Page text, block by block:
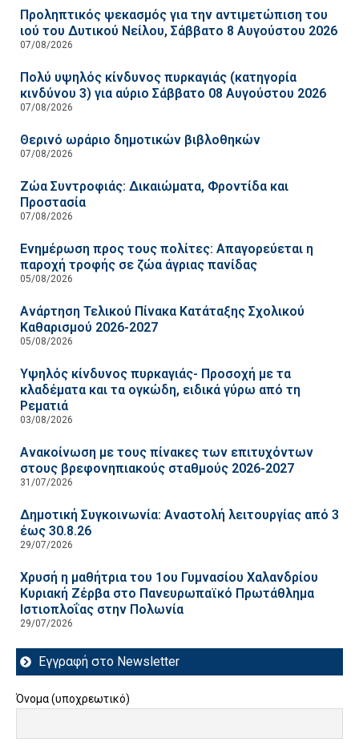
Προληπτικός ψεκασμός για την αντιμετώπιση του
ιού του Δυτικού Νείλου, Σάββατο 8 Αυγούστου 2026
07/08/2026
Πολύ υψηλός κίνδυνος πυρκαγιάς (κατηγορία
κινδύνου 3) για αύριο Σάββατο 08 Αυγούστου 2026
07/08/2026
Θερινό ωράριο δημοτικών βιβλοθηκών
07/08/2026
Ζώα Συντροφιάς: Δικαιώματα, Φροντίδα και
Προστασία
07/08/2026
Ενημέρωση προς τους πολίτες: Απαγορεύεται η
παροχή τροφής σε ζώα άγριας πανίδας
05/08/2026
Ανάρτηση Τελικού Πίνακα Κατάταξης Σχολικού
Καθαρισμού 2026-2027
05/08/2026
Υψηλός κίνδυνος πυρκαγιάς- Προσοχή με τα
κλαδέματα και τα ογκώδη, ειδικά γύρω από τη
Ρεματιά
03/08/2026
Ανακοίνωση με τους πίνακες των επιτυχόντων
στους βρεφονηπιακούς σταθμούς 2026-2027
31/07/2026
Δημοτική Συγκοινωνία: Αναστολή λειτουργίας από 3
έως 30.8.26
29/07/2026
Χρυσή η μαθήτρια του 1ου Γυμνασίου Χαλανδρίου
Κυριακή Ζέρβα στο Πανευρωπαϊκό Πρωτάθλημα
Ιστιοπλοΐας στην Πολωνία
29/07/2026
Εγγραφή στο Newsletter
Όνομα (υποχρεωτικό)